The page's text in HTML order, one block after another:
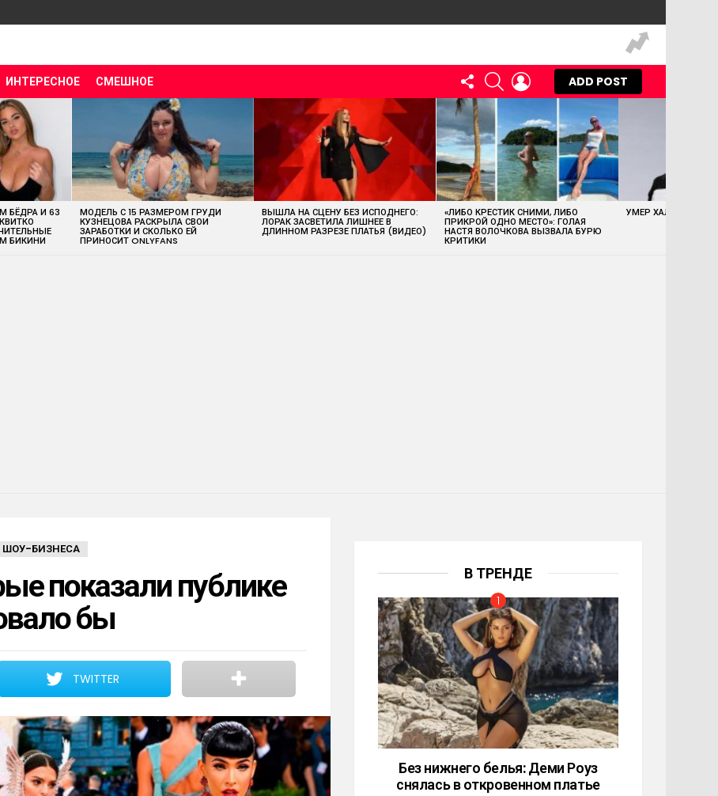
ИНТЕРЕСНОЕ СМЕШНОЕ
FOLLOW
US
SEARCHLOGIN
ADD POST
БЁДРА И 63
БИКИНИ
МОДЕЛЬ С 15 РАЗМЕРОМ ГРУДИ
КУЗНЕЦОВА РАСКРЫЛА СВОИ
ЗАРАБОТКИ И СКОЛЬКО ЕЙ
ПРИНОСИТ ONLYFANS
ВЫШЛА НА СЦЕНУ БЕЗ ИСПОДНЕГО:
ЛОРАК ЗАСВЕТИЛА ЛИШНЕЕ В
ДЛИННОМ РАЗРЕЗЕ ПЛАТЬЯ (ВИДЕО)
«ЛИБО КРЕСТИК СНИМИ, ЛИБО
ПРИКРОЙ ОДНО МЕСТО»: ГОЛАЯ
НАСТЯ ВОЛОЧКОВА ВЫЗВАЛА БУРЮ
КРИТИКИ
УМЕР ХАЛК ХОГАН
ШОУ-БИЗНЕСА
показали публике
бы
TWITTER
В ТРЕНДЕ
Без нижнего белья: Деми Роуз
снялась в откровенном платье